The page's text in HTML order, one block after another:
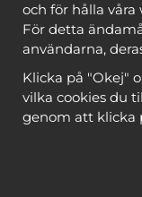
och för hålla
För detta
användarna,
Klicka på "Okej"
vilka cookies du
genom att klicka